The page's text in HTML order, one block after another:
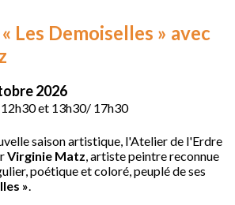
Les Demoiselles » avec
2026
et 13h30/ 17h30
saison artistique, l'Atelier de l'Erdre
Virginie Matz, artiste peintre reconnue
poétique et coloré, peuplé de ses
».